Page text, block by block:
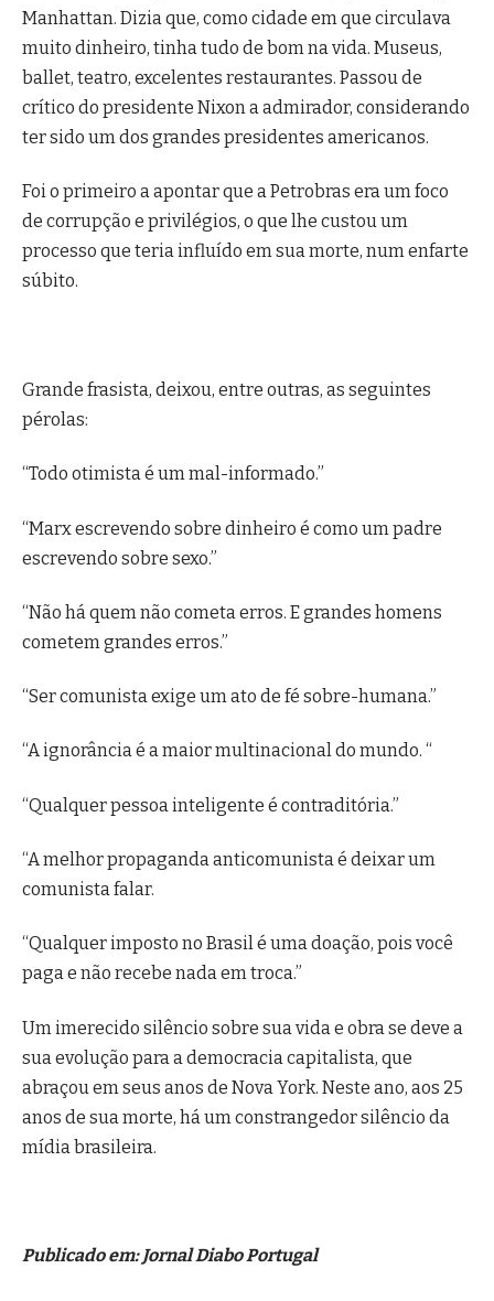
Manhattan. Dizia que, como cidade em que circulava
muito dinheiro, tinha tudo de bom na vida. Museus,
ballet, teatro, excelentes restaurantes. Passou de
crítico do presidente Nixon a admirador, considerando
ter sido um dos grandes presidentes americanos.
Foi o primeiro a apontar que a Petrobras era um foco
de corrupção e privilégios, o que lhe custou um
processo que teria influído em sua morte, num enfarte
súbito.
Grande frasista, deixou, entre outras, as seguintes
pérolas:
“Todo otimista é um mal-informado.”
“Marx escrevendo sobre dinheiro é como um padre
escrevendo sobre sexo.”
“Não há quem não cometa erros. E grandes homens
cometem grandes erros.”
“Ser comunista exige um ato de fé sobre-humana.”
“A ignorância é a maior multinacional do mundo. “
“Qualquer pessoa inteligente é contraditória.”
“A melhor propaganda anticomunista é deixar um
comunista falar.
“Qualquer imposto no Brasil é uma doação, pois você
paga e não recebe nada em troca.”
Um imerecido silêncio sobre sua vida e obra se deve a
sua evolução para a democracia capitalista, que
abraçou em seus anos de Nova York. Neste ano, aos 25
anos de sua morte, há um constrangedor silêncio da
mídia brasileira.
Publicado em: Jornal Diabo Portugal